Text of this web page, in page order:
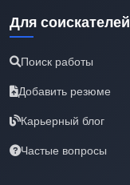
Для соискателей
Поиск работы
Добавить резюме
Карьерный блог
Частые вопросы